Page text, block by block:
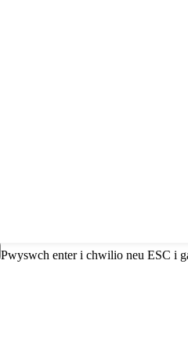
Pwyswch enter i chwilio neu ESC i